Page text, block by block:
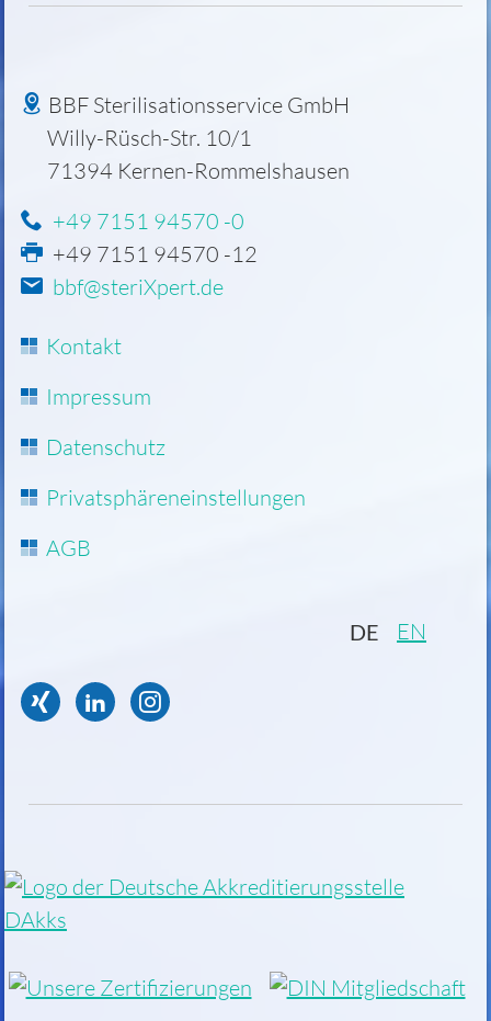
BBF Sterilisationsservice GmbH
Willy-Rüsch-Str. 10/1
71394 Kernen-Rommelshausen
+49 7151 94570 -0
+49 7151 94570 -12
bbf@steriXpert.de
Navigation
Kontakt
Impressum
Datenschutz
Privatsphäreneinstellungen
AGB
DE EN